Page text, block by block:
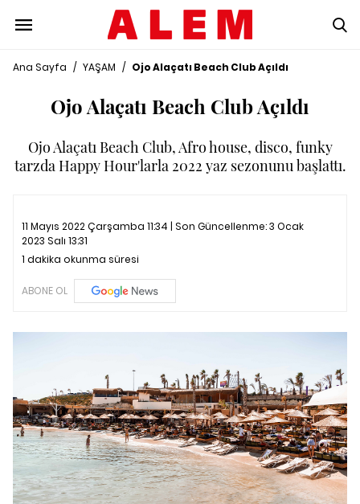
Ana Sayfa / YAŞAM / Ojo Alaçatı Beach Club Açıldı
Ojo Alaçatı Beach Club Açıldı
Ojo Alaçatı Beach Club, Afro house, disco, funky
tarzda Happy Hour'larla 2022 yaz sezonunu başlattı.
11 Mayıs 2022 Çarşamba 11:34 | Son Güncellenme:3 Ocak
2023 Salı 13:31
1 dakika okunma süresi
ABONE OL